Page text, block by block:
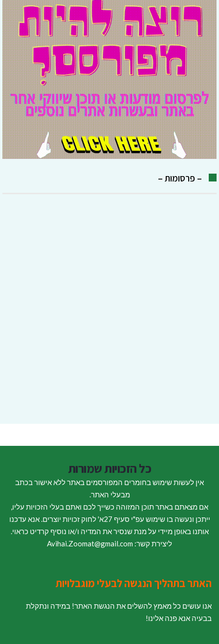
– פרסומות –
כל הזכויות שמורות
אין לעשות שימוש בחומרים המפורסמים באתר ללא אישור בכתב
מבעלי האתר.
אם מצאתם באתר תוכן המזוהה כשייך לכם ואתם בעלי הזכויות עליו,
ייתכן ונעשה בו שימוש עפ"י סעיף 27א' לחוק זכויות יוצרים. אנא עדכנו
אותנו באופן מיידי על מנת שנסיר את המדיה ו/או נוסיף קרדיט כראוי.
ליצירת קשר: Avihai.Zoomat@gmail.com
האתר בתהליך הנגשה לבעלי מוגבלויות
אנו עושים כל מאמץ להשלים את הנגשת האתר! במידה ונתקלת
בבעיה אנא פנה אלינו!